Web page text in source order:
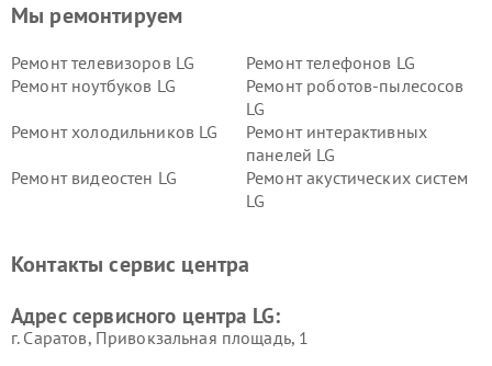
Мы ремонтируем
Ремонт телевизоров LG
Ремонт телефонов LG
Ремонт ноутбуков LG
Ремонт роботов-пылесосов
LG
Ремонт холодильников LG
Ремонт интерактивных
панелей LG
Ремонт видеостен LG
Ремонт акустических систем
LG
Ремонт морозильных камер
Ремонт вертикальных
Контакты сервис центра
Адрес сервисного центра LG:
г. Саратов, Привокзальная площадь, 1